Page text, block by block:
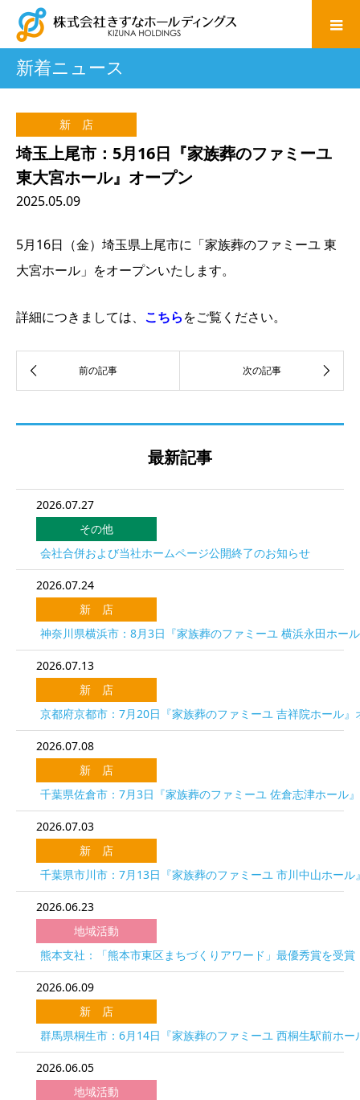
新着ニュース
新 店
埼玉上尾市：5月16日『家族葬のファミーユ
東大宮ホール』オープン
2025.05.09
5月16日（金）埼玉県上尾市に「家族葬のファミーユ 東
大宮ホール」をオープンいたします。
詳細につきましては、 こちらをご覧ください。
最新記事
2026.07.27
その他
会社合併および当社ホームページ公開終了のお知らせ
2026.07.24
新 店
神奈川県横浜市：8月3日『家族葬のファミーユ 横浜永田ホー
2026.07.13
新 店
京都府京都市：7月20日『家族葬のファミーユ 吉祥院ホール』
2026.07.08
新 店
千葉県佐倉市：7月3日『家族葬のファミーユ 佐倉志津ホール
2026.07.03
新 店
千葉県市川市：7月13日『家族葬のファミーユ 市川中山ホール
2026.06.23
地域活動
熊本支社：「熊本市東区まちづくりアワード」最優秀賞を受賞
2026.06.09
新 店
群馬県桐生市：6月14日『家族葬のファミーユ 西桐生駅前ホー
2026.06.05
地域活動